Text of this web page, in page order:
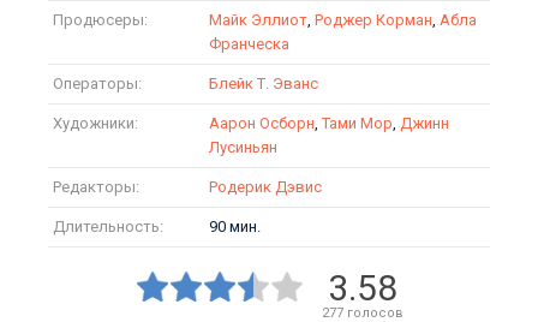
Продюсеры: Майк Эллиот, Роджер Корман, Абла
Франческа
Операторы: Блейк Т. Эванс
Художники: Аарон Осборн,Тами Мор, Джинн
Лусиньян
Редакторы: Родерик Дэвис
Длительность: 90 мин.
3.58
277голосов